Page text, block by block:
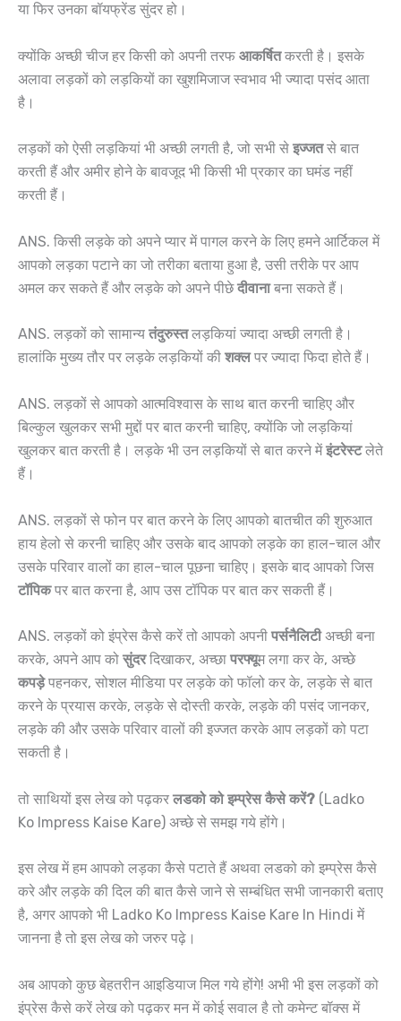
या फिर उनका बॉयफ्रेंड सुंदर हो।
क्योंकि अच्छी चीज हर किसी को अपनी तरफ आकर्षितकरती है। इसके
अलावा लड़कों को लड़कियों का खुशमिजाज स्वभाव भी ज्यादा पसंद आता
है।
लड़कों को ऐसी लड़कियां भी अच्छी लगती है, जो सभी से इज्जतसे बात
करती हैं और अमीर होने के बावजूद भी किसी भी प्रकार का घमंड नहीं
करती हैं।
ANS. किसी लड़के को अपने प्यार में पागल करने के लिए हमने आर्टिकल में
आपको लड़का पटाने का जो तरीका बताया हुआ है, उसी तरीके पर आप
अमल कर सकते हैं और लड़के को अपने पीछेदीवानाबना सकते हैं।
ANS. लड़कों को सामान्य तंदुरुस्तलड़कियां ज्यादा अच्छी लगती है।
हालांकि मुख्य तौर पर लड़के लड़कियों की शक्लपर ज्यादा फि‌दा होते हैं।
ANS. लड़कों से आपको आत्मविश्वास के साथ बात करनी चाहिए और
बिल्कुल खुलकर सभी मुद्दों पर बात करनी चाहिए, क्योंकि जो लड़कियां
खुलकर बात करती है। लड़के भी उन लड़कियों से बात करने मेंइंटरेस्टलेते
हैं।
ANS. लड़कों से फोन पर बात करने के लिए आपको बातचीत की शुरुआत
हाय हेलो से करनी चाहिए और उसके बाद आपको लड़के का हाल-चाल और
उसके परिवार वालों का हाल-चाल पूछना चाहिए। इसके बाद आपको जिस
टॉपिकपर बात करना है, आप उस टॉपिक पर बात कर सकती हैं।
ANS. लड़कों को इंप्रेस कैसे करें तो आपको अपनी पर्सनैलिटीअच्छी बना
करके, अपने आप को सुंदरदिखाकर, अच्छा परफ्यूम लगा कर के, अच्छे
कपड़ेपहनकर, सोशल मीडिया पर लड़के को फॉलो कर के, लड़के से बात
करने के प्रयास करके, लड़के से दोस्ती करके, लड़के की पसंद जानकर,
लड़के की और उसके परिवार वालों की इज्जत करके आप लड़कों को पटा
सकती है।
तो साथियों इस लेख को पढ़कर लडको को इम्प्रेस कैसे करें? (Ladko
Ko Impress Kaise Kare) अच्छे से समझ गये होंगे।
इस लेख में हम आपको लड़का कैसे पटाते हैं अथवा लडको को इम्प्रेस कैसे
करे और लड़के की दिल की बात कैसे जाने से सम्बंधित सभी जानकारी बताए
है, अगर आपको भी Ladko Ko Impress Kaise Kare In Hindi में
जानना है तो इस लेख को जरुर पढ़े।
अब आपको कुछ बेहतरीन आइडियाज मिल गये होंगे! अभी भी इस लड़कों को
इंप्रेस कैसे करें लेख को पढ़कर मन में कोई सवाल है तो कमेन्ट बॉक्स में